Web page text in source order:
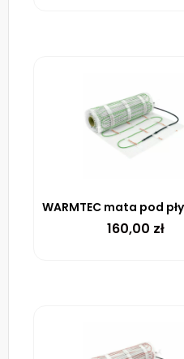
160,00 zł